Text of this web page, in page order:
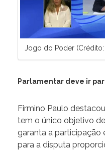
Jogo do Poder
Parlamentar deve ir
Firmino Paulo
tem o único objetivo
garanta a participação
para a disputa